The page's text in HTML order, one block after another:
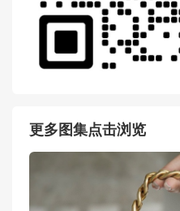
更多图集点击浏览